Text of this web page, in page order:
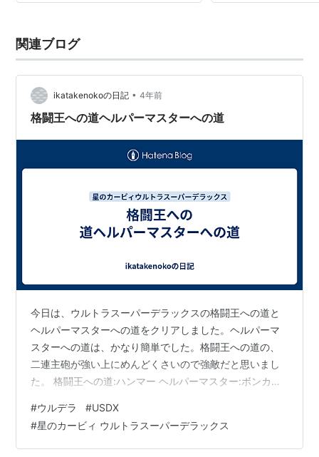
への脱出を目指す。一続きに繋がっている4つのス
クス』から変更されている。
メタナイトの逆襲
るため、カービィがメタナイトの空中戦艦「ハルバ
ード」の撃墜に向かう。
形式となっており、各ステージには時間制限が設け
られている。
太陽と月の大ケンカによってカービィの住む星「ポ
ップスター」の昼夜がめちゃくちゃになる。願えば
ケンカを止めてくれるという、銀河の果ての大彗星
「ギャラクティック・ノヴァ」を呼びため、カービ
ィはポップスターの7つの星をつなぐ果てしない旅
へ出る。
好きな惑星（ステージ）から自由に選んで進めるス
は、敵キャラを飲み込んでもコピーはできないが、
一度取れば何度でも自由にコピーが変更できる「コ
ピーのもとデラックス」が各ステージに隠されてい
関連ブログ
ikatakenokoの日記 • 4年前
格闘王への道ヘルパーマスターへの道
今日は、ウルトラスーパーデラックスの格闘王への道と
ヘルパーマスターへの道をクリアしました。ヘルパーマ
スターへの道は、かなり簡単でした。格闘王への道の、
二連主砲が強い上にめんどくさいので強敵だと思いまし
た。 格闘王への道:ハンマー ヘルパーマスター:ボンカー
#ウルデラ #USDX
#星のカービィ ウルトラスーパーデラックス